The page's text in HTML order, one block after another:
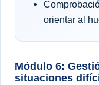
orientar al
Módulo 6:
situaciones